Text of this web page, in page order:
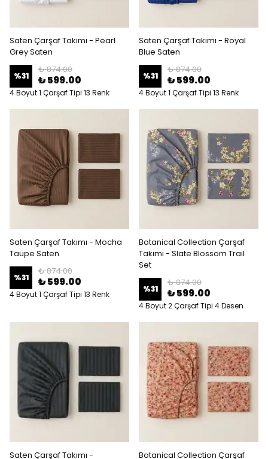
Saten Çarşaf Takımı - Pearl
Grey Saten
%31
₺ 874.00
₺ 599.00
4 Boyut 1 Çarşaf Tipi 13 Renk
Saten Çarşaf Takımı - Royal
Blue Saten
%31
₺ 874.00
₺ 599.00
4 Boyut 1 Çarşaf Tipi 13 Renk
Saten Çarşaf Takımı - Mocha
Taupe Saten
%31
₺ 874.00
₺ 599.00
4 Boyut 1 Çarşaf Tipi 13 Renk
Botanical Collection Çarşaf
Takımı - Slate Blossom Trail
Set
%31
₺ 874.00
₺ 599.00
4 Boyut 2 Çarşaf Tipi 4 Desen
Saten Çarşaf Takımı -
Botanical Collection Çarşaf